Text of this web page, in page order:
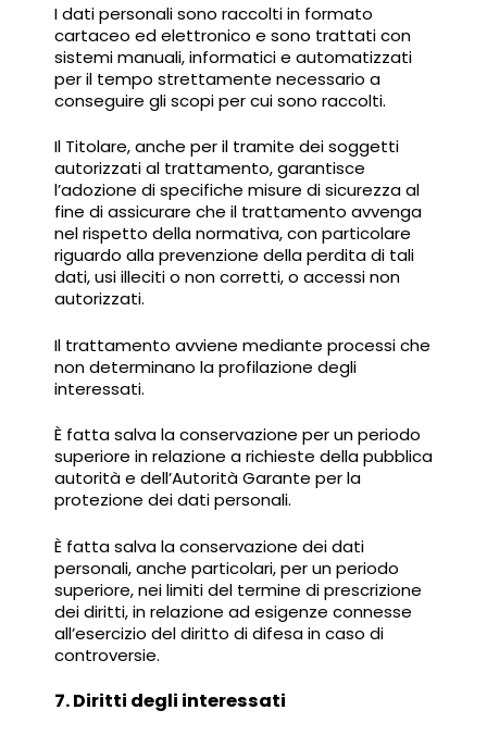
I dati personali sono raccolti in formato
cartaceo ed elettronico e sono trattati con
sistemi manuali, informatici e automatizzati
per il tempo strettamente necessario a
conseguire gli scopi per cui sono raccolti.
Il Titolare, anche per il tramite dei soggetti
autorizzati al trattamento, garantisce
l’adozione di specifiche misure di sicurezza al
fine di assicurare che il trattamento avvenga
nel rispetto della normativa, con particolare
riguardo alla prevenzione della perdita di tali
dati, usi illeciti o non corretti, o accessi non
autorizzati.
Il trattamento avviene mediante processi che
non determinano la profilazione degli
interessati.
È fatta salva la conservazione per un periodo
superiore in relazione a richieste della pubblica
autorità e dell’Autorità Garante per la
protezione dei dati personali.
È fatta salva la conservazione dei dati
personali, anche particolari, per un periodo
superiore, nei limiti del termine di prescrizione
dei diritti, in relazione ad esigenze connesse
all’esercizio del diritto di difesa in caso di
controversie.
7. Diritti degli interessati